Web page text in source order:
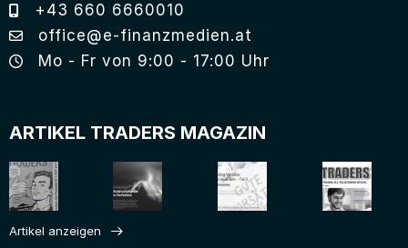
+43 660 6660010
office@e-finanzmedien.at
Mo - Fr von 9:00 - 17:00 Uhr
ARTIKEL TRADERS MAGAZIN
Artikel anzeigen